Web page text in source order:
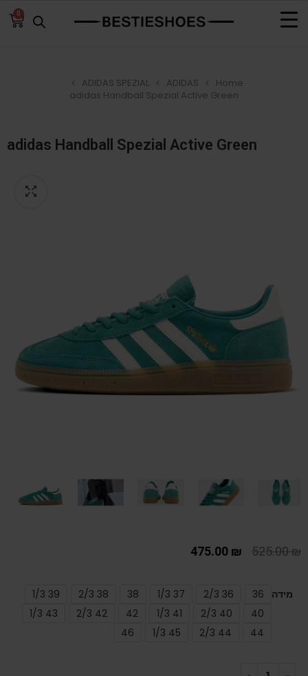
0
Home
ADIDAS
ADIDAS SPEZIAL
adidas Handball Spezial Active Green
adidas Handball Spezial Active Green
525.00₪
475.00 ₪
מידה 36
36 2/3
37 1/3
38
38 2/3
39 1/3
40
40 2/3
41 1/3
42
42 2/3
43 1/3
44
44 2/3
45 1/3
46